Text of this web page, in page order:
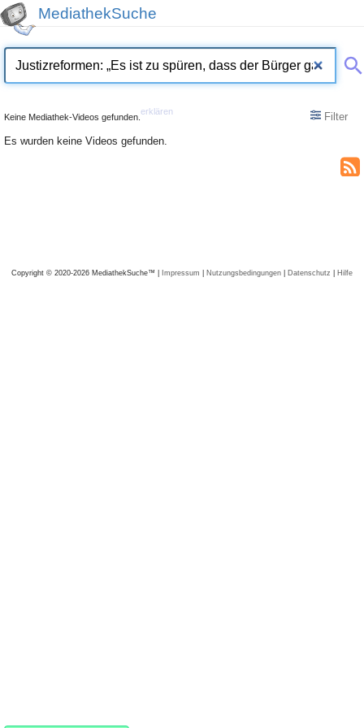
MediathekSuche
Keine Mediathek-Videos gefunden.
erklären
Filter
Es wurden keine Videos gefunden.
Copyright © 2020-2026 MediathekSuche™ | Impressum | Nutzungsbedingungen | Datenschutz | Hilfe